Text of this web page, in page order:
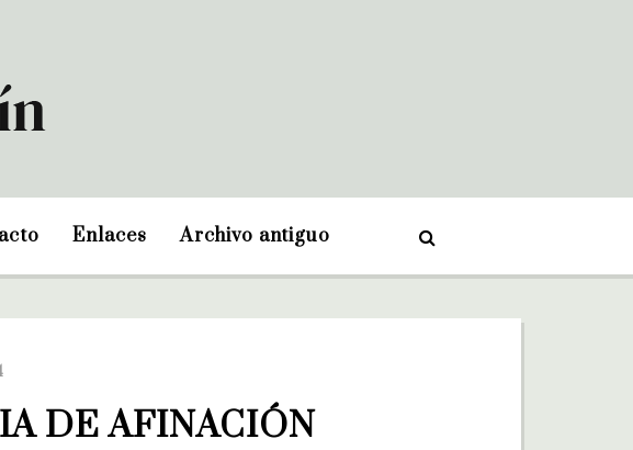
Enlaces Archivo antiguo
DE AFINACIÓN